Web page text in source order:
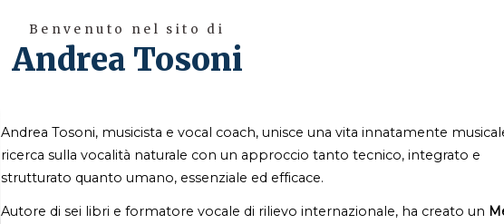
Benvenuto nel sito di
Andrea Tosoni
Andrea Tosoni, musicista e vocal coach, unisce una vita innatamente
ricerca sulla vocalità naturale con un approccio tanto tecnico, integrato e
strutturato quanto umano, essenziale ed efficace.
Autore di sei libri e formatore vocale di rilievo internazionale, ha creato un